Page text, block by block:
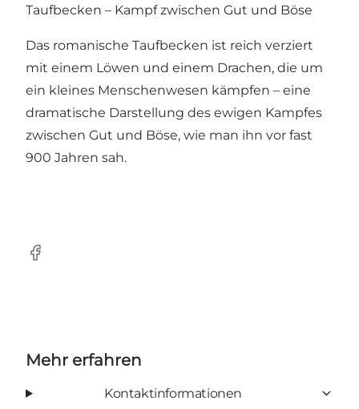
Taufbecken – Kampf zwischen Gut und Böse
Das romanische Taufbecken ist reich verziert
mit einem Löwen und einem Drachen, die um
ein kleines Menschenwesen kämpfen – eine
dramatische Darstellung des ewigen Kampfes
zwischen Gut und Böse, wie man ihn vor fast
900 Jahren sah.
Facebook
Mehr erfahren
Kontaktinformationen